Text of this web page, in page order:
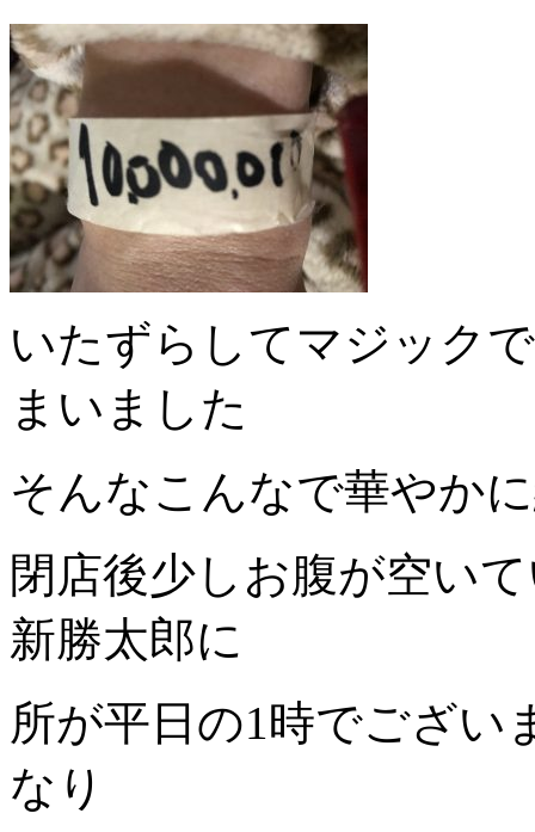
いたずらしてマジック
まいました
そんなこんなで華やか
閉店後少しお腹が空い
新勝太郎に
所が平日の1時でござい
なり